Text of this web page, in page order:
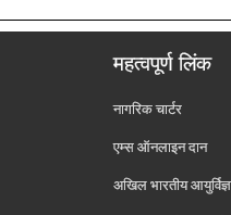
महत्वपूर्ण लिंक
नागरिक चार्टर
एम्स ऑनलाइन दान
अखिल भारतीय